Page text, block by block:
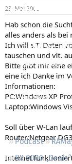
Forum
Aktuelles
Empfohlene
Neue Beiträge
Neueste
Leserartikel
Podcast
RX 9000 „Deals“
e
r
l
t
a
m
23. Mai 2009
Hab schon die
alles anders als bei
Ich will s.T. Daten
tauschen und vlt.
Bitte gibt mir eine
eine ich Danke im
Informationen:
PC:Windows XP
Laptop:Windows
Soll über W-Lan
Router:Netgear
Internet